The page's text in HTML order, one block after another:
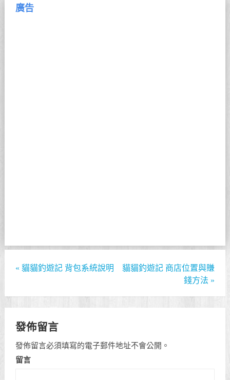
廣告
« 貓貓釣遊記 背包系統說明
貓貓釣遊記 商店位置與賺
錢方法 »
發佈留言
發佈留言必須填寫的電子郵件地址不會公開。
留言